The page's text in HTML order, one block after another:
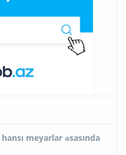
meyarlar əsasında